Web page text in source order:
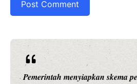
menyiapkan skema